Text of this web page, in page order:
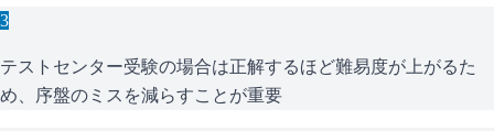
3
テストセンター受験の場合は正解するほど難易度が上がるた
め、序盤のミスを減らすことが重要